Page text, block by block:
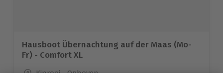
Hausboot Übernachtung auf der Maas (Mo-
Fr) - Comfort XL